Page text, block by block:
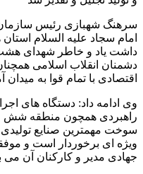
سرهنگ شهبازی رئیس
امام سجاد علیه السلام
داشت یاد و خاطر شهدای
دشمنان انقلاب اسلامی
اقتصادی با تمام قوا به
وی ادامه داد: دستگاه های
راهبردی همچون منطقه شش
سوخت مهمترین صنایع
ویژه ای برخوردار است و
جهادی مدیر و کارکنان آن می